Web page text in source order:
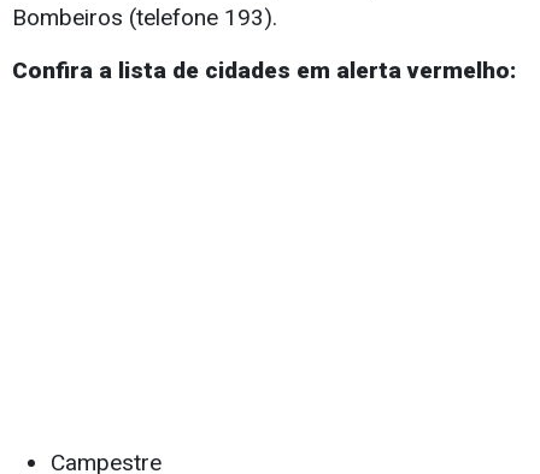
Bombeiros (telefone 193).
Confira a lista de cidades em alerta vermelho:
Campestre